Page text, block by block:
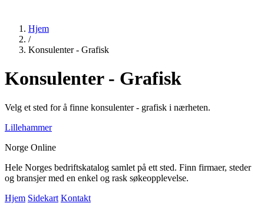
Hjem
/
Konsulenter - Grafisk
Konsulenter - Grafisk
Velg et sted for å finne konsulenter - grafisk i nærheten.
Lillehammer
Norge Online
Hele Norges bedriftskatalog samlet på ett sted. Finn firmaer, steder
og bransjer med en enkel og rask søkeopplevelse.
Hjem Sidekart Kontakt